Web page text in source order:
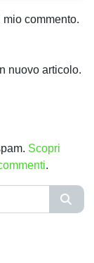
commento.
nuovo articolo.
Scopri
.